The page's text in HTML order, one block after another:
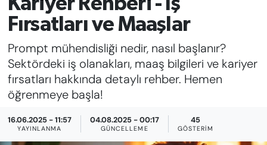
Fırsatları ve Maaşlar
Prompt mühendisliği nedir, nasıl başlanır?
Sektördeki iş olanakları, maaş bilgileri ve kariyer
fırsatları hakkında detaylı rehber. Hemen
öğrenmeye başla!
16.06.2025 - 11:57
YAYINLANMA
04.08.2025 - 00:17
GÜNCELLEME
45
GÖSTERIM
YENİ MEDYADA EMEK
GAZETECİLİĞİNİ GELİŞTİRMEK
FAYDALI BİLGİLER
GÜNDEM
EĞİTİM
Trafik Durumu
Süper Lig Puan Durumu ve Fikstür
Tüm Manşetler